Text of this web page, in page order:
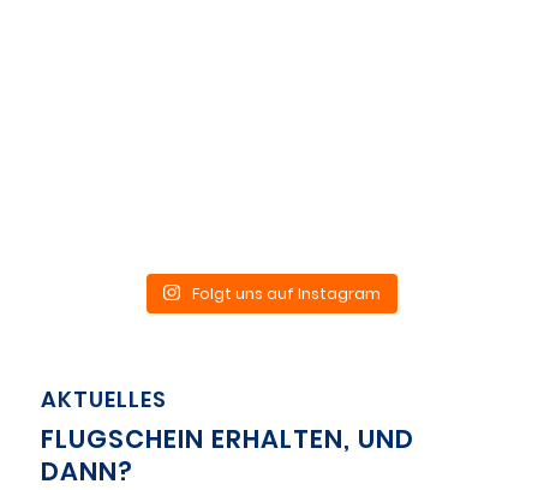
Folgt uns auf Instagram
AKTUELLES
FLUGSCHEIN ERHALTEN, UND
DANN?